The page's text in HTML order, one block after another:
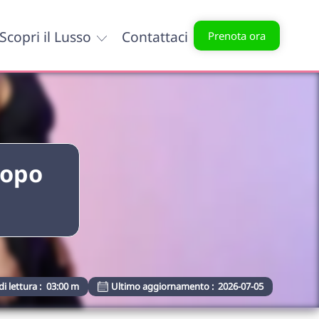
il Lusso Contattaci Prenota ora
lettura : 03:00 m Ultimo aggiornamento : 2026-07-05